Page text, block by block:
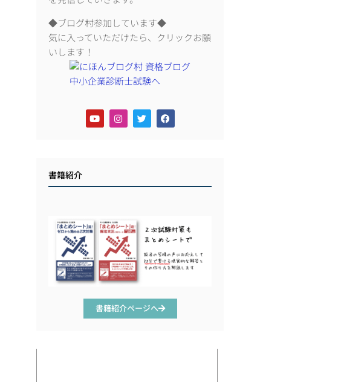
◆ブログ村参加しています◆
気に入っていただけたら、クリックお願
いします！
書籍紹介
書籍紹介ページへ